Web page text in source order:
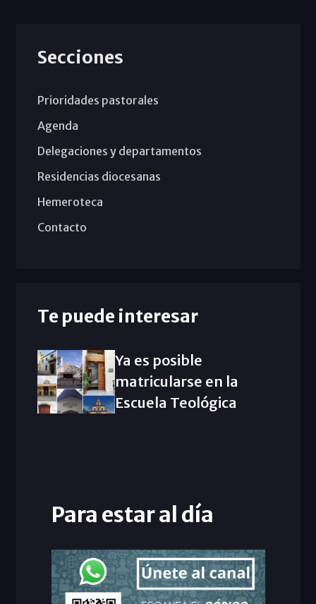
Secciones
Prioridades pastorales
Agenda
Delegaciones y departamentos
Residencias diocesanas
Hemeroteca
Contacto
Te puede interesar
Ya es posible
matricularse en la
Escuela Teológica
Para estar al día